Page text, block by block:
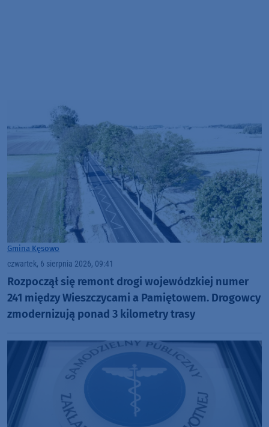
Gmina Kęsowo
czwartek, 6 sierpnia 2026, 09:41
Rozpoczął się remont drogi wojewódzkiej numer
241 między Wieszczycami a Pamiętowem. Drogowcy
zmodernizują ponad 3 kilometry trasy